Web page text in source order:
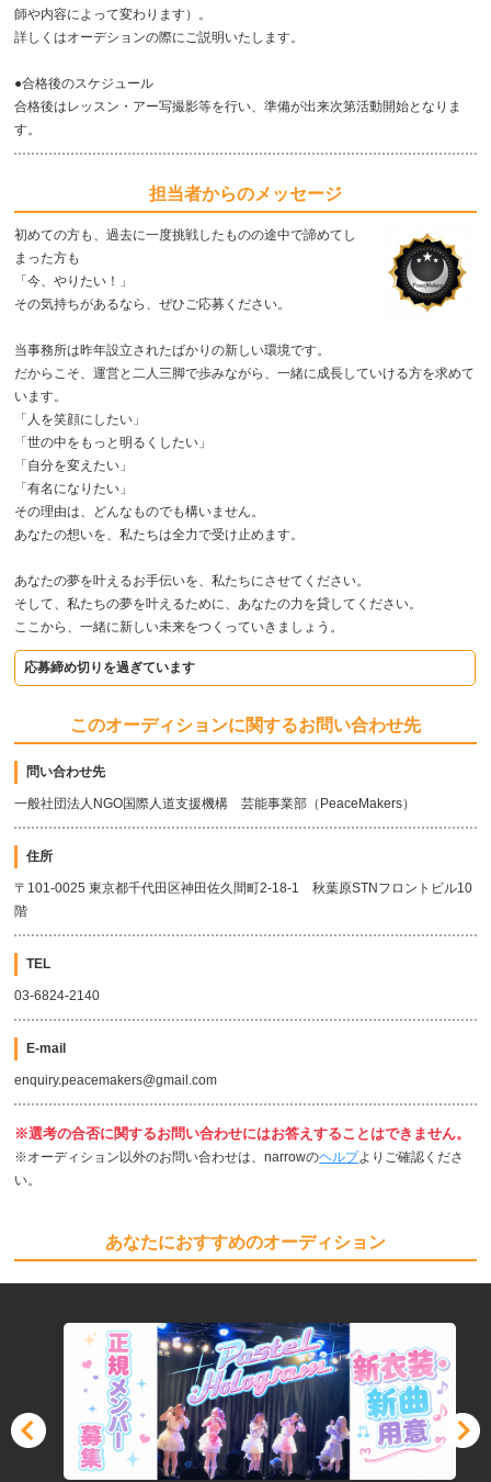
師や内容によって変わります）。
詳しくはオーデションの際にご説明いたします。
●合格後のスケジュール
合格後はレッスン・アー写撮影等を行い、準備が出来次第活動開始となりま
す。
担当者からのメッセージ
初めての方も、過去に一度挑戦したものの途中で諦めてし
まった方も
「今、やりたい！」
その気持ちがあるなら、ぜひご応募ください。
当事務所は昨年設立されたばかりの新しい環境です。
だからこそ、運営と二人三脚で歩みながら、一緒に成長していける方を求めて
います。
「人を笑顔にしたい」
「世の中をもっと明るくしたい」
「自分を変えたい」
「有名になりたい」
その理由は、どんなものでも構いません。
あなたの想いを、私たちは全力で受け止めます。
あなたの夢を叶えるお手伝いを、私たちにさせてください。
そして、私たちの夢を叶えるために、あなたの力を貸してください。
ここから、一緒に新しい未来をつくっていきましょう。
応募締め切りを過ぎています
このオーディションに関するお問い合わせ先
問い合わせ先
一般社団法人NGO国際人道支援機構 芸能事業部（PeaceMakers）
住所
〒101-0025 東京都千代田区神田佐久間町2-18-1 秋葉原STNフロントビル10
階
TEL
03-6824-2140
E-mail
enquiry.peacemakers@gmail.com
※選考の合否に関するお問い合わせにはお答えすることはできません。
※オーディション以外のお問い合わせは、narrowのヘルプよりご確認くださ
い。
あなたにおすすめのオーディション